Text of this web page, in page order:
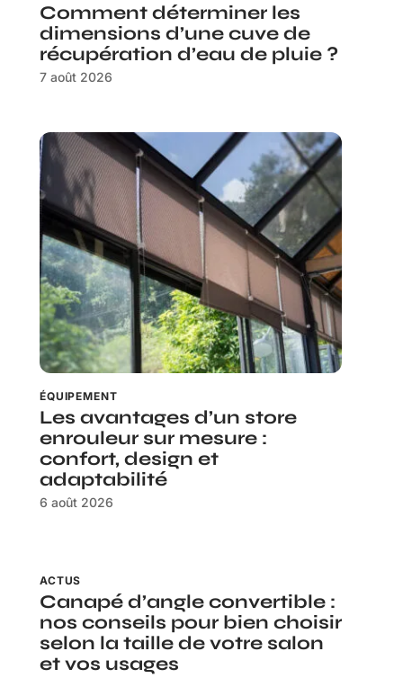
Comment déterminer les
dimensions d’une cuve de
récupération d’eau de pluie ?
7 août 2026
ÉQUIPEMENT
Les avantages d’un store
enrouleur sur mesure :
confort, design et
adaptabilité
6 août 2026
ACTUS
Canapé d’angle convertible :
nos conseils pour bien choisir
selon la taille de votre salon
et vos usages